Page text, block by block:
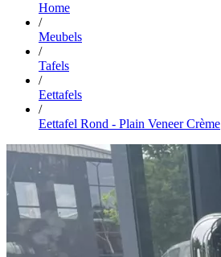
Home
/
Meubels
/
Tafels
/
Eettafels
/
Eettafel Rond - Plain Veneer Crème